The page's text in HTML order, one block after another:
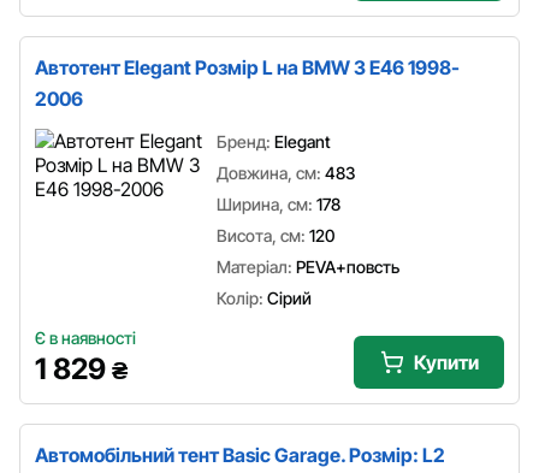
Автотент Elegant Розмір L на BMW 3 E46 1998-
2006
Бренд: Elegant
Довжина, см: 483
Ширина, см: 178
Висота, см: 120
Матеріал: PEVA+повсть
Колір: Сірий
Є в наявності
1 829 ₴ Купити
Автомобільний тент Basic Garage. Розмір: L2